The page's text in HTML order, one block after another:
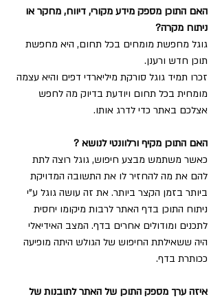
האם התוכן מספק מידע מקורי, דיווח, מחקר או
ניתוח מקרה?
גוגל מחפשת מומחים בכל תחום, היא מחפשת
תוכן חדש ורענן.
זכרו תמיד גוגל סורקת מיליארדי דפים והיא עצמה
מומחית בכל תחום ויודעת בדיוק מה לחפש
אצלכם באתר כדי לדרג אותו.
האם התוכן מקיף ורלוונטי לנושא ?
כאשר משתמש מבצע חיפוש, גוגל רוצה לתת
להם את מה להחזיר לו את התשובה המדויקת
ביותר בזמן הקצר ביותר. את זה עושה גוגל ע"י
ניתוח התוכן בדף האתר לרבות מיקומו יחסית
לתכנים ומודולים אחרים בדף. המצב האידיאלי
היה ששאילתת החיפוש של הגולש היתה מופיעה
ככותרת בדף.
איזה ערך מספק התוכן של האתר לתובנות של